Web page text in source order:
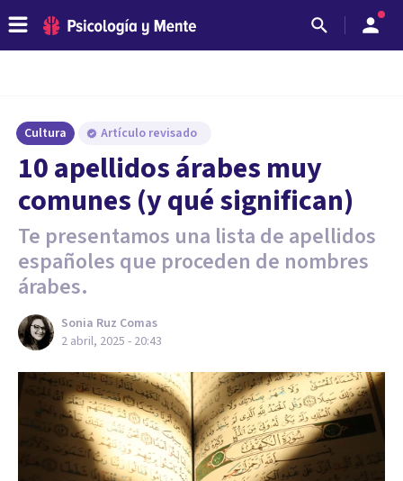
Cultura Artículo revisado
10 apellidos árabes muy
comunes (y qué significan)
Te presentamos una lista de apellidos
españoles que proceden de nombres
árabes.
Sonia Ruz Comas
2 abril, 2025 - 20:43